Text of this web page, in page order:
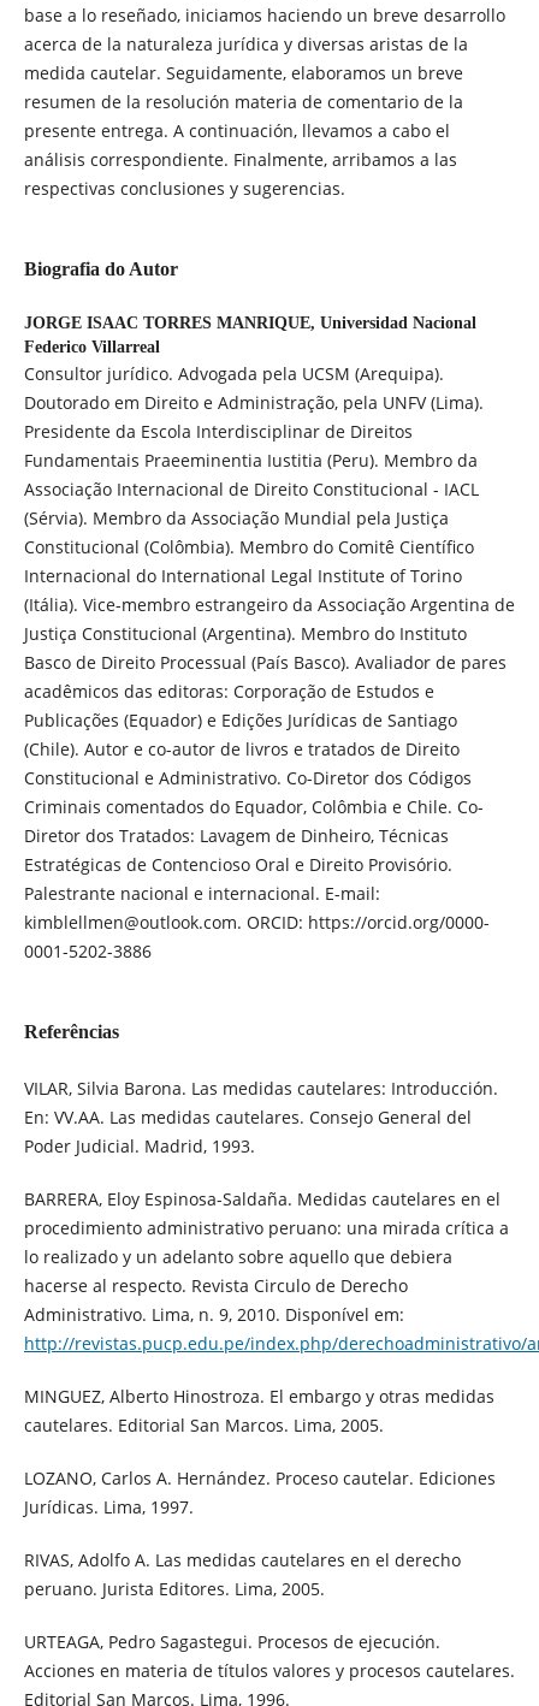
base a lo reseñado, iniciamos haciendo un breve desarrollo
acerca de la naturaleza jurídica y diversas aristas de la
medida cautelar. Seguidamente, elaboramos un breve
resumen de la resolución materia de comentario de la
presente entrega. A continuación, llevamos a cabo el
análisis correspondiente. Finalmente, arribamos a las
respectivas conclusiones y sugerencias.
Biografia do Autor
JORGE ISAAC TORRES MANRIQUE, Universidad Nacional
Federico Villarreal
Consultor jurídico. Advogada pela UCSM (Arequipa).
Doutorado em Direito e Administração, pela UNFV (Lima).
Presidente da Escola Interdisciplinar de Direitos
Fundamentais Praeeminentia Iustitia (Peru). Membro da
Associação Internacional de Direito Constitucional - IACL
(Sérvia). Membro da Associação Mundial pela Justiça
Constitucional (Colômbia). Membro do Comitê Científico
Internacional do International Legal Institute of Torino
(Itália). Vice-membro estrangeiro da Associação Argentina de
Justiça Constitucional (Argentina). Membro do Instituto
Basco de Direito Processual (País Basco). Avaliador de pares
acadêmicos das editoras: Corporação de Estudos e
Publicações (Equador) e Edições Jurídicas de Santiago
(Chile). Autor e co-autor de livros e tratados de Direito
Constitucional e Administrativo. Co-Diretor dos Códigos
Criminais comentados do Equador, Colômbia e Chile. Co-
Diretor dos Tratados: Lavagem de Dinheiro, Técnicas
Estratégicas de Contencioso Oral e Direito Provisório.
Palestrante nacional e internacional. E-mail:
kimblellmen@outlook.com. ORCID: https://orcid.org/0000-
0001-5202-3886
Referências
VILAR, Silvia Barona. Las medidas cautelares: Introducción.
En: VV.AA. Las medidas cautelares. Consejo General del
Poder Judicial. Madrid, 1993.
BARRERA, Eloy Espinosa-Saldaña. Medidas cautelares en el
procedimiento administrativo peruano: una mirada crítica a
lo realizado y un adelanto sobre aquello que debiera
hacerse al respecto. Revista Circulo de Derecho
Administrativo. Lima, n. 9, 2010. Disponível em:
http://revistas.pucp.edu.pe/index.php/derechoadministrativo/
MINGUEZ, Alberto Hinostroza. El embargo y otras medidas
cautelares. Editorial San Marcos. Lima, 2005.
LOZANO, Carlos A. Hernández. Proceso cautelar. Ediciones
Jurídicas. Lima, 1997.
RIVAS, Adolfo A. Las medidas cautelares en el derecho
peruano. Jurista Editores. Lima, 2005.
URTEAGA, Pedro Sagastegui. Procesos de ejecución.
Acciones en materia de títulos valores y procesos cautelares.
Editorial San Marcos. Lima, 1996.